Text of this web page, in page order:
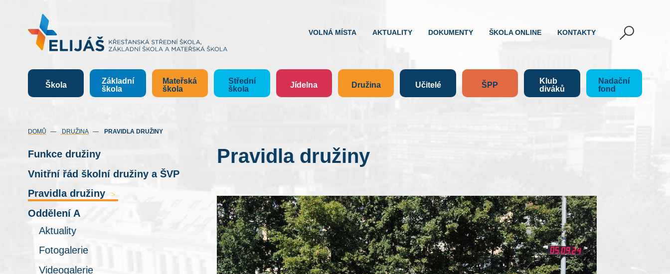
VOLNÁ MÍSTA AKTUALITY DOKUMENTY ŠKOLA ONLINE KONTAKTY
Škola
Základní
škola
Mateřská
škola
Střední
škola
Jídelna Družina Učitelé ŠPP
Klub
diváků
Nadační
fond
DOMŮ DRUŽINA PRAVIDLA DRUŽINY(AKTUÁLNÍ)
Funkce družiny
Vnitřní řád školní družiny a ŠVP
Pravidla družiny >
Oddělení A
Aktuality
Fotogalerie
Videogalerie
Pravidla družiny